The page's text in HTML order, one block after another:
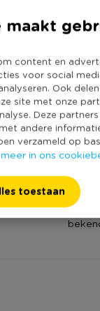
maakt
content en
voor social
Ook
site met onze
Deze
andere
verzameld op
in ons
toestaan
39,9
Grijs
1
Nee
31,7
Curver
(Nog)